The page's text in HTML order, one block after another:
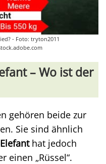
- Foto: tryton2011
– Wo ist der
gehören beide zur
Sie sind ähnlich
hat jedoch
einen „Rüssel“.